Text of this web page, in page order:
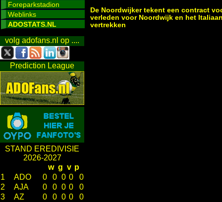
Foreparkstadion
Weblinks
ADOSTATS.NL
volg adofans.nl op ....
Prediction League
STAND EREDIVISIE
2026-2027
w g v p
1
ADO 0 0 0 0
0
2
AJA 0 0 0 0
0
3
AZ 0 0 0 0
0
De Noordwijker tekent een contract
verleden voor Noordwijk en het
vertrekken